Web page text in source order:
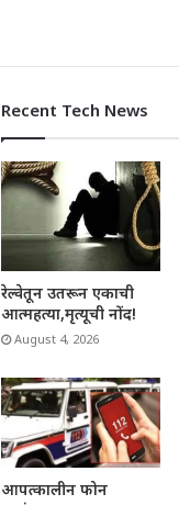
Recent Tech News
रेल्वेतून उतरून एकाची
आत्महत्या,मृत्यूची नोंद!
August 4, 2026
आपत्कालीन फोन